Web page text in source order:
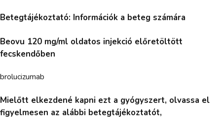
Betegtájékoztató: Információk a beteg számára
Beovu 120 mg/ml oldatos injekció előretöltött
fecskendőben
brolucizumab
Mielőtt elkezdené kapni ezt a gyógyszert, olvassa el
figyelmesen az alábbi betegtájékoztatót,